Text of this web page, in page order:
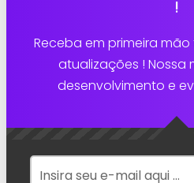
!
Receba em primeira
atualizações ! Nossa
desenvolvimento e